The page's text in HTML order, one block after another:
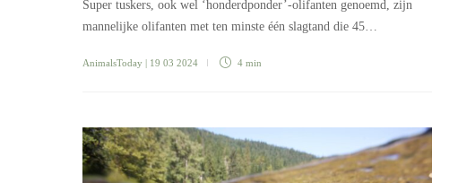
Super tuskers, ook wel ‘honderdponder’-olifanten genoemd, zijn
mannelijke olifanten met ten minste één slagtand die 45…
AnimalsToday | 19 03 2024 4 min